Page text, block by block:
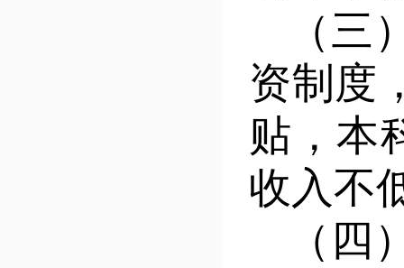
（
资制度
贴，本
收入不
（